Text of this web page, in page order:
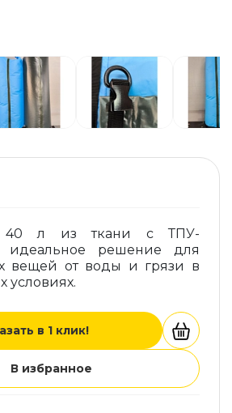
40 л из ткани с ТПУ-
идеальное решение для
вещей от воды и грязи в
условиях.
в 1 клик!
В избранное